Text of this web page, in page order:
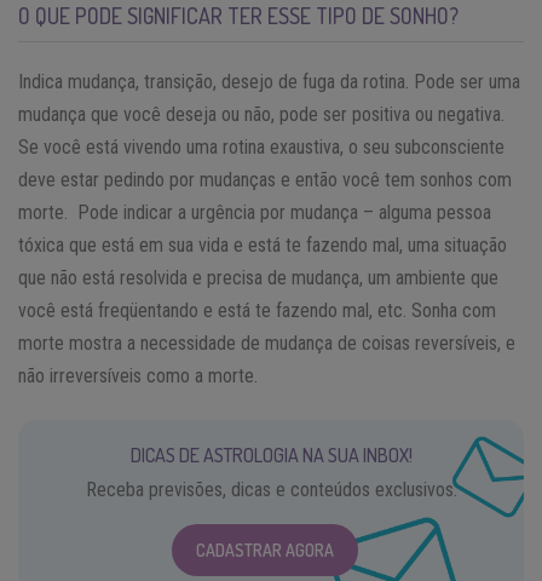
O QUE PODE SIGNIFICAR TER ESSE TIPO DE SONHO?
Indica mudança, transição, desejo de fuga da rotina. Pode ser uma
mudança que você deseja ou não, pode ser positiva ou negativa.
Se você está vivendo uma rotina exaustiva, o seu subconsciente
deve estar pedindo por mudanças e então você tem sonhos com
morte. Pode indicar a urgência por mudança – alguma pessoa
tóxica que está em sua vida e está te fazendo mal, uma situação
que não está resolvida e precisa de mudança, um ambiente que
você está freqüentando e está te fazendo mal, etc. Sonha com
morte mostra a necessidade de mudança de coisas reversíveis, e
não irreversíveis como a morte.
DICAS DE ASTROLOGIA NA SUA INBOX!
Receba previsões, dicas e conteúdos exclusivos.
CADASTRAR AGORA